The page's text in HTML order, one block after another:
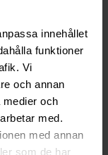
innehållet
funktioner
Vi
och annan
medier och
med.
med annan
som de har
28 mm